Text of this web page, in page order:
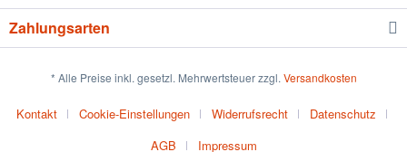
Zahlungsarten
* Alle Preise inkl. gesetzl. Mehrwertsteuer zzgl. Versandkosten
Kontakt Cookie-Einstellungen Widerrufsrecht
Datenschutz
AGB
Impressum